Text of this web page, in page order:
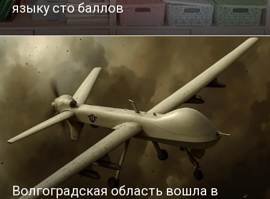
языку сто баллов
Волгоградская область вошла в